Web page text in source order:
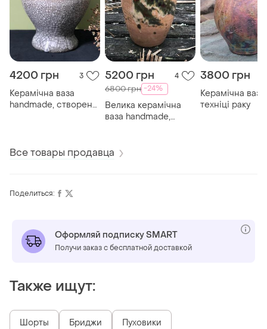
4200 грн 3
Керамічна ваза
handmade, створена
5200 грн 4
6800 грн -24%
Велика керамічна
ваза handmade,
3800 грн
Керамічна
техніці раку
Все товары продавца
Поделиться:
Оформляй подписку SMART
Получи заказ с бесплатной доставкой
Также ищут:
Шорты Бриджи Пуховики